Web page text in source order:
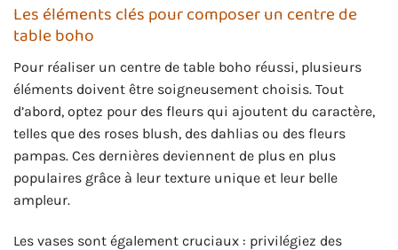
Les éléments clés pour composer un centre de
table boho
Pour réaliser un centre de table boho réussi, plusieurs
éléments doivent être soigneusement choisis. Tout
d’abord, optez pour des fleurs qui ajoutent du caractère,
telles que des roses blush, des dahlias ou des fleurs
pampas. Ces dernières deviennent de plus en plus
populaires grâce à leur texture unique et leur belle
ampleur.
Les vases sont également cruciaux : privilégiez des